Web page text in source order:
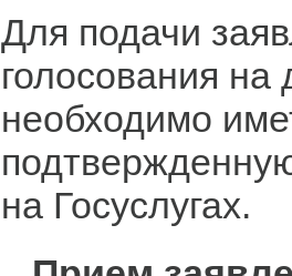
Для подачи
голосования
необходимо
на Госуслугах.